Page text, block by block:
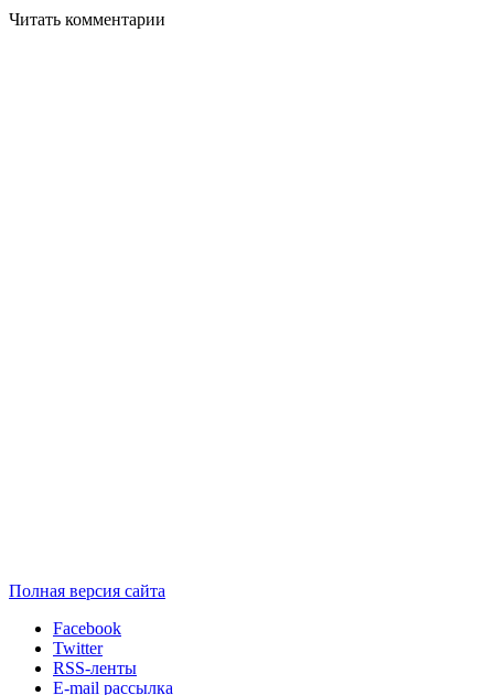
Читать комментарии
Полная версия сайта
Facebook
Twitter
RSS-ленты
E-mail рассылка